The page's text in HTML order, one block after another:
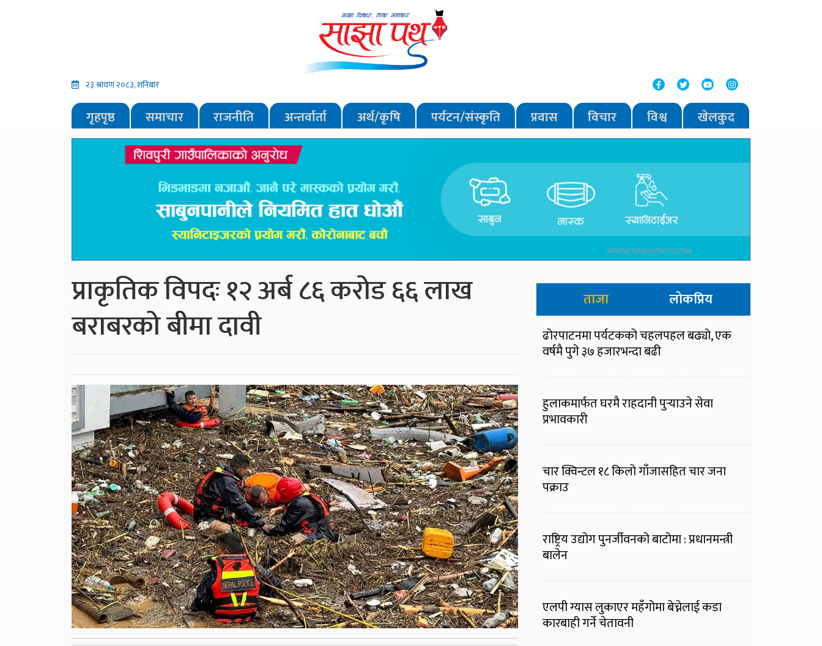
२३ श्रावण २०८३, शनिबार
गृहपृष्ठ समाचार राजनीति अन्तर्वार्ता अर्थ/कृषि पर्यटन/संस्कृति प्रवास विचार विश्व खेलकुद
प्राकृतिक विपदः १२ अर्ब ८६ करोड ६६ लाख
बराबरको बीमा दावी
ताजा लोकप्रिय
ढोरपाटनमा पर्यटकको चहलपहल बढ्यो, एक
वर्षमै पुगे ३७ हजारभन्दा बढी
हुलाकमार्फत घरमै राहदानी पुर्‍याउने सेवा
प्रभावकारी
चार क्विन्टल १८ किलो गाँजासहित चार जना
पक्राउ
राष्ट्रिय उद्योग पुनर्जीवनको बाटोमा : प्रधानमन्त्री
बालेन
एलपी ग्यास लुकाएर महँगोमा बेच्नेलाई कडा
कारबाही गर्ने चेतावनी